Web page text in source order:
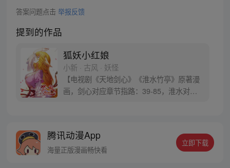
答案问题点击 举报反馈
提到的作品
狐妖小红娘
小新 · 古风 · 妖怪
【电视剧《天地剑心》《淮水竹亭》原著漫
画，剑心对应章节指路：39-85，淮水对应
腾讯动漫App
海量正版漫画畅快看
立即下载